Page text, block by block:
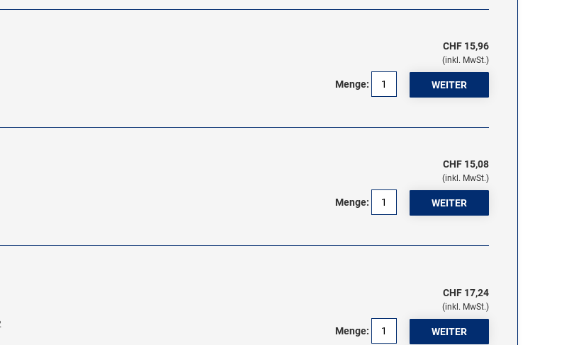
CHF 15,96
(inkl. MwSt.)
Menge:
CHF 15,08
(inkl. MwSt.)
Menge:
CHF 17,24
(inkl. MwSt.)
Menge: